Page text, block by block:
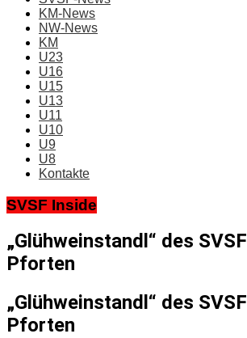
KM-News
NW-News
KM
U23
U16
U15
U13
U11
U10
U9
U8
Kontakte
SVSF Inside
„Glühweinstandl“ des
Pforten
„Glühweinstandl“ des
Pforten